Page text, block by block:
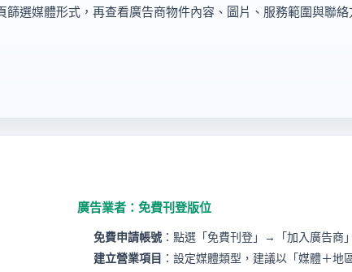
選媒體形式，再查看廣告商物件內容、圖片、服務範圍與聯
廣告業者：免費刊登版位
免費申請帳號 ：點選「免費刊登」→「加入廣告商
建立營業項目 ：設定媒體類型，建議以「媒體＋地